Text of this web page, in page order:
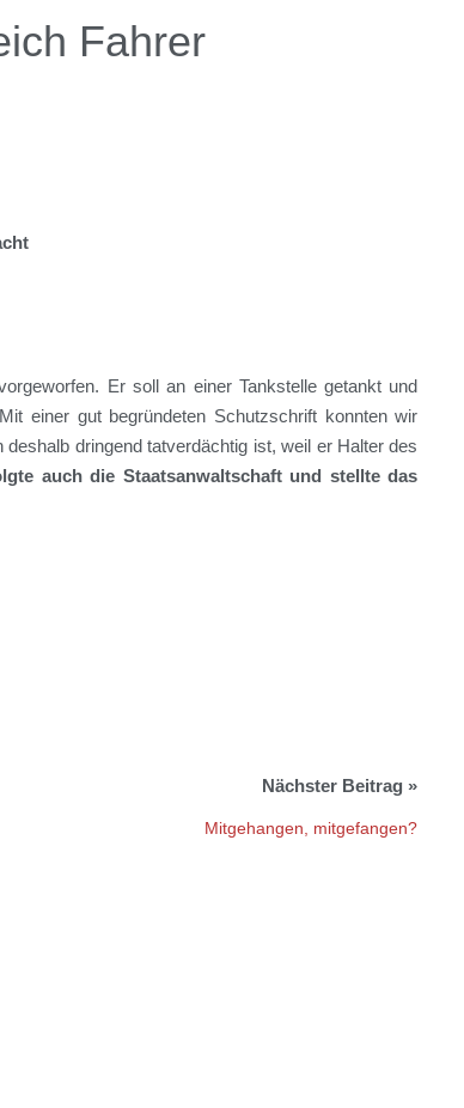
Fahrer
Er soll an einer Tankstelle getankt und
einer gut begründeten Schutzschrift konnten wir
dringend tatverdächtig ist, weil er Halter des
auch die Staatsanwaltschaft und stellte das
Mitgehangen, mitgefangen?